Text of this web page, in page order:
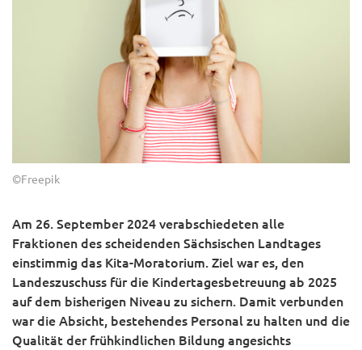
©Freepik
Am 26. September 2024 verabschiedeten alle
Fraktionen des scheidenden Sächsischen Landtages
einstimmig das Kita-Moratorium. Ziel war es, den
Landeszuschuss für die Kindertagesbetreuung ab 2025
auf dem bisherigen Niveau zu sichern. Damit verbunden
war die Absicht, bestehendes Personal zu halten und die
Qualität der frühkindlichen Bildung angesichts